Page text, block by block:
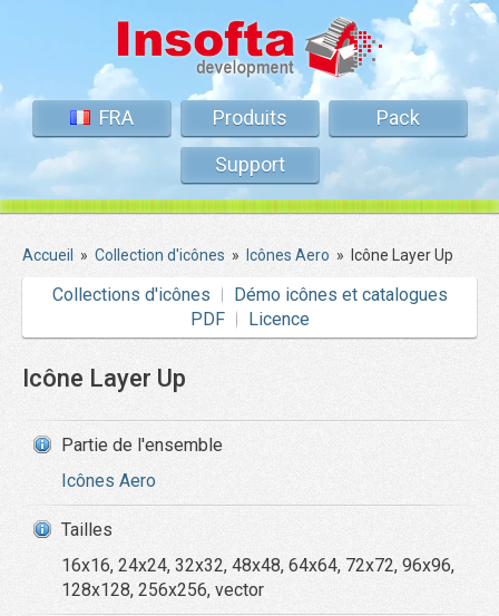
FRA Produits
Pack
Support
Accueil » Collection d'icônes » Icônes Aero » Icône Layer Up
Collections d'icônes
Démo icônes et catalogues
PDF
Licence
Icône Layer Up
Partie de l'ensemble
Icônes Aero
Tailles
16x16, 24x24, 32x32, 48x48, 64x64, 72x72, 96x96,
128x128, 256x256, vector